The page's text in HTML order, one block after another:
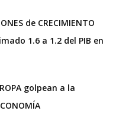
de CRECIMIENTO
1.6 a 1.2 del PIB en
golpean a la